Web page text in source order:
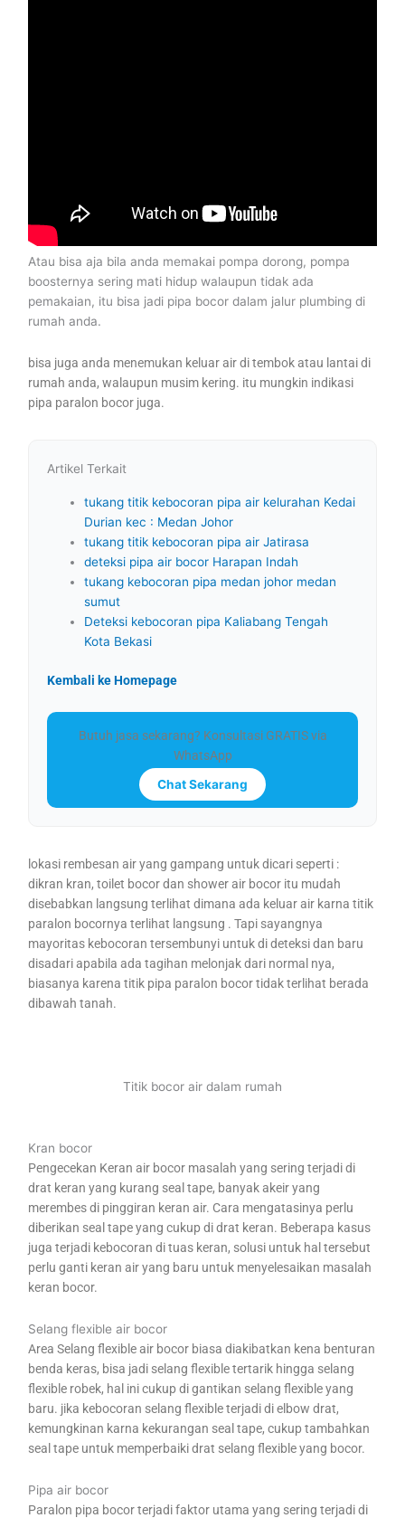
Atau bisa aja bila anda memakai pompa dorong, pompa
boosternya sering mati hidup walaupun tidak ada
pemakaian, itu bisa jadi pipa bocor dalam jalur plumbing di
rumah anda.
bisa juga anda menemukan keluar air di tembok atau lantai di
rumah anda, walaupun musim kering. itu mungkin indikasi
pipa paralon bocor juga.
Artikel Terkait
tukang titik kebocoran pipa air kelurahan Kedai
Durian kec : Medan Johor
tukang titik kebocoran pipa air Jatirasa
deteksi pipa air bocor Harapan Indah
tukang kebocoran pipa medan johor medan
sumut
Deteksi kebocoran pipa Kaliabang Tengah
Kota Bekasi
Kembali ke Homepage
Butuh jasa sekarang? Konsultasi GRATIS via
WhatsApp
Chat Sekarang
lokasi rembesan air yang gampang untuk dicari seperti :
dikran kran, toilet bocor dan shower air bocor itu mudah
disebabkan langsung terlihat dimana ada keluar air karna titik
paralon bocornya terlihat langsung . Tapi sayangnya
mayoritas kebocoran tersembunyi untuk di deteksi dan baru
disadari apabila ada tagihan melonjak dari normal nya,
biasanya karena titik pipa paralon bocor tidak terlihat berada
dibawah tanah.
Titik bocor air dalam rumah
Kran bocor
Pengecekan Keran air bocor masalah yang sering terjadi di
drat keran yang kurang seal tape, banyak akeir yang
merembes di pinggiran keran air. Cara mengatasinya perlu
diberikan seal tape yang cukup di drat keran. Beberapa kasus
juga terjadi kebocoran di tuas keran, solusi untuk hal tersebut
perlu ganti keran air yang baru untuk menyelesaikan masalah
keran bocor.
Selang flexible air bocor
Area Selang flexible air bocor biasa diakibatkan kena benturan
benda keras, bisa jadi selang flexible tertarik hingga selang
flexible robek, hal ini cukup di gantikan selang flexible yang
baru. jika kebocoran selang flexible terjadi di elbow drat,
kemungkinan karna kekurangan seal tape, cukup tambahkan
seal tape untuk memperbaiki drat selang flexible yang bocor.
Pipa air bocor
Paralon pipa bocor terjadi faktor utama yang sering terjadi di